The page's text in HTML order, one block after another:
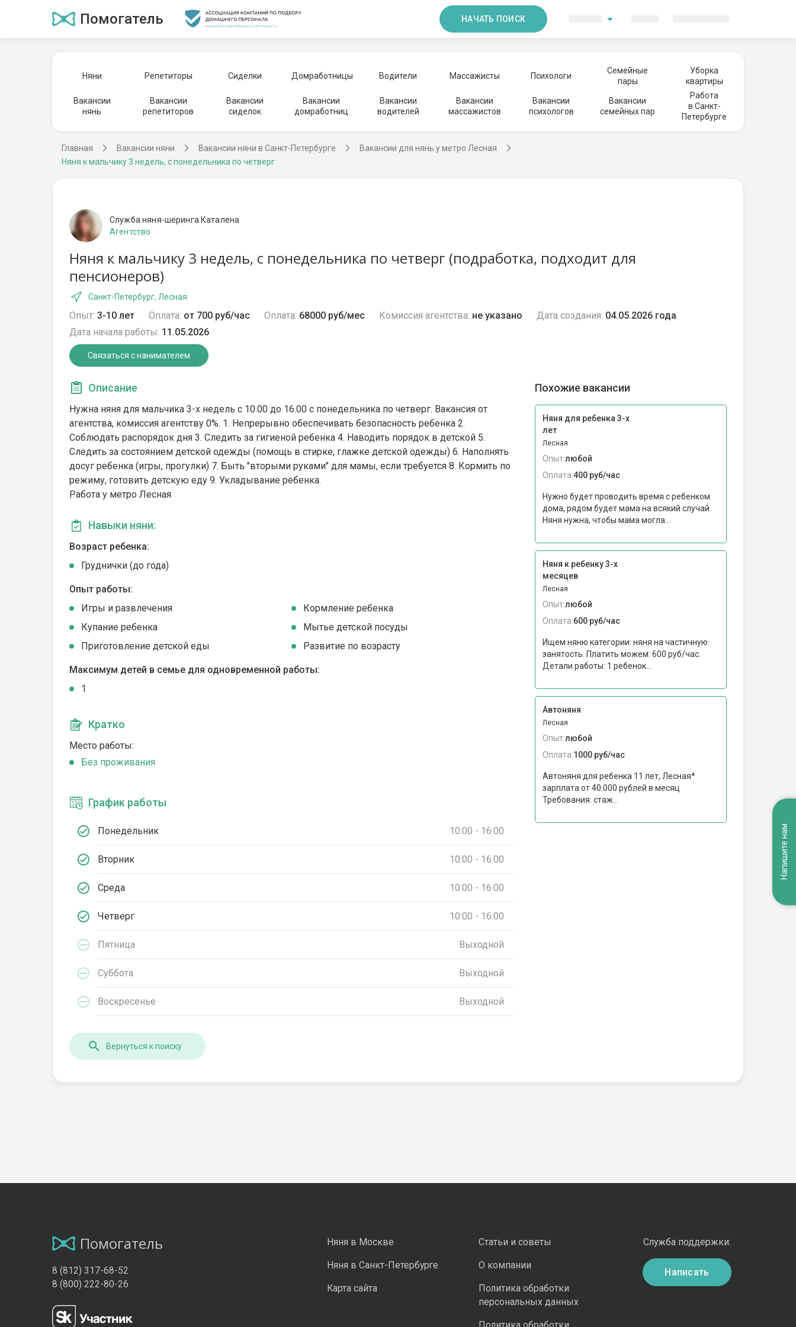
Помогатель НАЧАТЬ ПОИСК
Няни Репетиторы Сиделки Домработницы Водители Массажисты Психологи
Семейные
пары
Уборка
квартиры
Вакансии
нянь
Вакансии
репетиторов
Вакансии
сиделок
Вакансии
домработниц
Вакансии
водителей
Вакансии
массажистов
Вакансии
психологов
Вакансии
семейных пар
Работа
в Санкт-
Петербурге
Главная Вакансии няни Вакансии няни в Санкт-Петербурге
Вакансии для нянь у метро Лесная
Няня к мальчику 3 недель, с понедельника по четверг
Служба няня-шеринга Каталена
Агентство
Няня к мальчику 3 недель, с понедельника по четверг (подработка, подходит для
пенсионеров)
Санкт-Петербург, Лесная
Опыт: 3-10 лет Оплата: от 700 руб/час Оплата: 68000 руб/мес Комиссия агентства: не указано Дата создания: 04.05.2026 года
Дата начала работы: 11.05.2026
Связаться с нанимателем
Описание
Нужна няня для мальчика 3-х недель с 10.00 до 16.00 с понедельника по четверг. Вакансия от
агентства, комиссия агентству 0%. 1. Непрерывно обеспечивать безопасность ребенка 2.
Соблюдать распорядок дня 3. Следить за гигиеной ребенка 4. Наводить порядок в детской 5.
Следить за состоянием детской одежды (помощь в стирке, глажке детской одежды) 6. Наполнять
досуг ребенка (игры, прогулки) 7. Быть "вторыми руками" для мамы, если требуется 8. Кормить по
режиму, готовить детскую еду 9. Укладывание ребенка.
Работа у метро Лесная
Навыки няни:
Возраст ребенка:
Груднички (до года)
Опыт работы:
Игры и развлечения
Кормление ребенка
Купание ребенка
Мытье детской посуды
Приготовление детской еды
Развитие по возрасту
Максимум детей в семье для одновременной работы:
1
Кратко
Место работы:
Без проживания
График работы
Понедельник 10:00 - 16:00
Вторник 10:00 - 16:00
Среда 10:00 - 16:00
Четверг 10:00 - 16:00
Пятница Выходной
Суббота Выходной
Воскресенье Выходной
Похожие вакансии
Няня для ребенка 3-х
лет
Лесная
Опыт:любой
Оплата:400 руб/час
Нужно будет проводить время с ребенком
дома, рядом будет мама на всякий случай.
Няня нужна, чтобы мама могла...
Няня к ребенку 3-х
месяцев
Лесная
Опыт:любой
Оплата:600 руб/час
Ищем няню категории: няня на частичную
занятость. Платить можем: 600 руб/час.
Детали работы: 1 ребенок...
Автоняня
Лесная
Опыт:любой
Оплата:1000 руб/час
Автоняня для ребенка 11 лет, Лесная*
зарплата от 40.000 рублей в месяц
Требования: стаж...
Вернуться к поиску
Помогатель
8 (812) 317-68-52
8 (800) 222-80-26
Няня в Москве
Няня в Санкт-Петербурге
Карта сайта
Статьи и советы
О компании
Политика обработки
персональных данных
Служба поддержки:
Написать
Напишите нам